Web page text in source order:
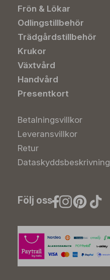
Frön & Lökar
Odlingstillbehör
Trädgårdstillbehör
Krukor
Växtvård
Handvård
Presentkort
Betalningsvillkor
Leveransvillkor
Retur
Dataskyddsbeskrivning
Följ oss